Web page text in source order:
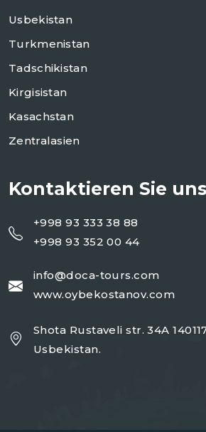
Usbekistan
Turkmenistan
Tadschikistan
Kirgisistan
Kasachstan
Zentralasien
Kontaktieren Sie uns
+998 93 333 38 88
+998 93 352 00 44
info@doca-tours.com
www.oybekostanov.com
Shota Rustaveli str. 34A
Usbekistan.